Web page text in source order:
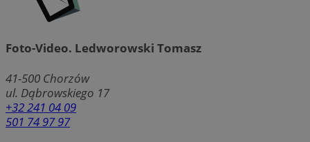
Foto-Video. Ledworowski Tomasz
41-500 Chorzów
ul. Dąbrowskiego 17
+32 241 04 09
501 74 97 97